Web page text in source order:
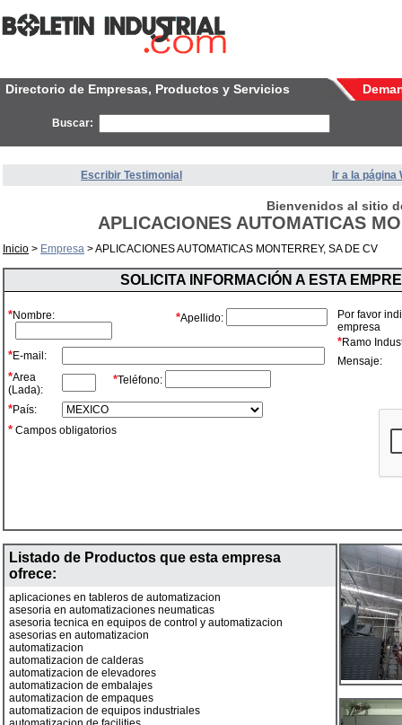
Directorio de Empresas, Productos y Servicios
Buscar:
Escribir Testimonial Ir a la página
Bienvenidos al sitio
APLICACIONES AUTOMATICAS
Inicio > Empresa > APLICACIONES AUTOMATICAS MONTERREY, SA DE CV
SOLICITA INFORMACIÓN A ESTA
*Nombre: *Apellido:
*E-mail:
*Area
(Lada):
*Teléfono:
*País:
* Campos obligatorios
Por favor
empresa
*Ramo
Mensaje:
Listado de Productos que esta empresa
ofrece:
aplicaciones en tableros de automatizacion
asesoria en automatizaciones neumaticas
asesoria tecnica en equipos de control y automatizacion
asesorias en automatizacion
automatizacion
automatizacion de calderas
automatizacion de elevadores
automatizacion de embalajes
automatizacion de empaques
automatizacion de equipos industriales